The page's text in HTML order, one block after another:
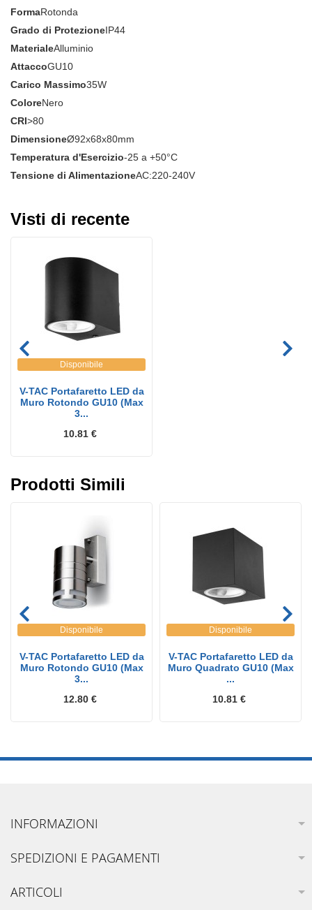
FormaRotonda
Grado di ProtezioneIP44
MaterialeAlluminio
AttaccoGU10
Carico Massimo35W
ColoreNero
CRI>80
DimensioneØ92x68x80mm
Temperatura d'Esercizio-25 a +50°C
Tensione di AlimentazioneAC:220-240V
Visti di recente
Disponibile
V-TAC Portafaretto LED da
Muro Rotondo GU10 (Max
3...
10.81 €
Prodotti Simili
Disponibile
V-TAC Portafaretto LED da
Muro Rotondo GU10 (Max
3...
12.80 €
Disponibile
V-TAC Portafaretto LED da
Muro Quadrato GU10 (Max
...
10.81 €
INFORMAZIONI
SPEDIZIONI E PAGAMENTI
ARTICOLI